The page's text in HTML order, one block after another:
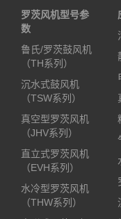
罗茨风机型号参
数
鲁氏/罗茨鼓风机
（TH系列）
沉水式鼓风机
（TSW系列）
真空型罗茨风机
（JHV系列）
直立式罗茨风机
（EVH系列）
水冷型罗茨风机
（THW系列）